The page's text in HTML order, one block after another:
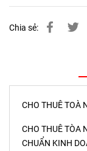
Chia sẻ:
CHO THUÊ TOÀ
CHO THUÊ TÒA
CHUẨN KINH